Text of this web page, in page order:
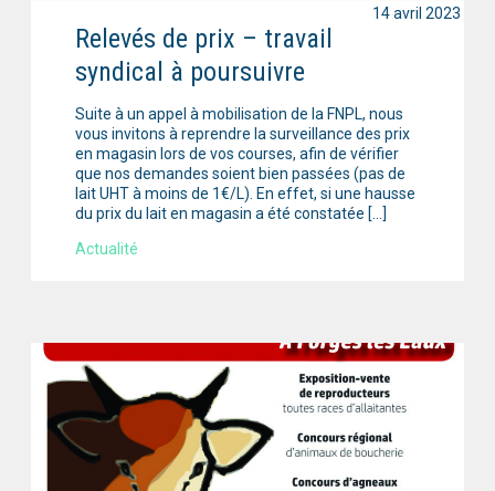
Relevés de prix – travail
syndical à poursuivre
Suite à un appel à mobilisation de la FNPL, nous
vous invitons à reprendre la surveillance des prix
en magasin lors de vos courses, afin de vérifier
que nos demandes soient bien passées (pas de
lait UHT à moins de 1€/L). En effet, si une hausse
du prix du lait en magasin a été constatée […]
Actualité
14 avril 2023